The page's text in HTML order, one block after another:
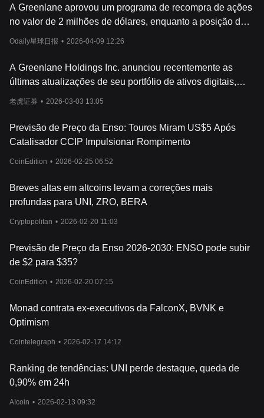
A Greenlane aprovou um programa de recompra de ações
no valor de 2 milhões de dólares, enquanto a posição de
BERA aumentou para 77,9 milhões de tokens.
Odaily星球日报 • 2026-04-09 12:26
A Greenlane Holdings Inc. anunciou recentemente as
últimas atualizações de seu portfólio de ativos digitais,
informando que concluiu com sucesso a implantação
do ativo Bera.
老虎证券 • 2026-03-03 13:05
Previsão de Preço da Enso: Touros Miram US$5 Após
Catalisador CCIP Impulsionar Rompimento
CoinEdition • 2026-02-25 06:52
Breves altas em altcoins levam a correções mais
profundas para UNI, ZRO, BERA
Cryptopolitan • 2026-02-20 11:03
Previsão de Preço da Enso 2026-2030: ENSO pode subir
de $2 para $35?
CoinEdition • 2026-02-20 07:15
Monad contrata ex-executivos da FalconX, BVNK e
Optimism
Cointelegraph • 2026-02-17 14:12
Ranking de tendências: UNI perde destaque, queda de
0,90% em 24h
AIcoin • 2026-02-13 09:32